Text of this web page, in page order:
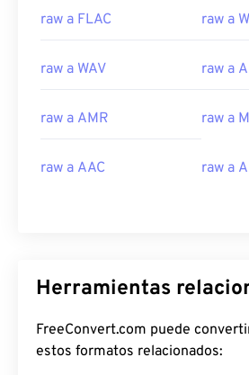
raw a FLAC raw a
raw a WAV raw a
raw a AMR raw a
raw a AAC raw a
Herramientas
FreeConvert.com puede
estos formatos relacionados: